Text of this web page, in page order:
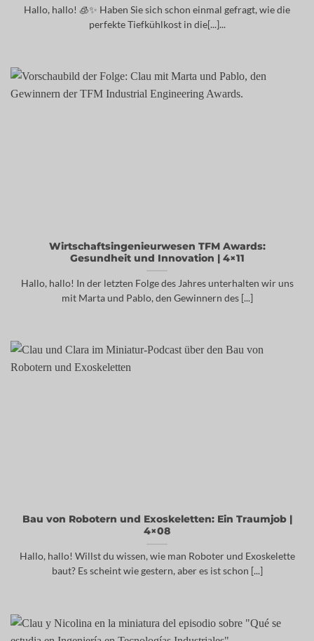
Hallo, hallo! 🧊✨ Haben Sie sich schon einmal gefragt, wie die
perfekte Tiefkühlkost in die[...]...
Wirtschaftsingenieurwesen TFM Awards:
Gesundheit und Innovation | 4×11
Hallo, hallo! In der letzten Folge des Jahres unterhalten wir uns
mit Marta und Pablo, den Gewinnern des [...]
Bau von Robotern und Exoskeletten: Ein Traumjob |
4×08
Hallo, hallo! Willst du wissen, wie man Roboter und Exoskelette
baut? Es scheint wie gestern, aber es ist schon [...]